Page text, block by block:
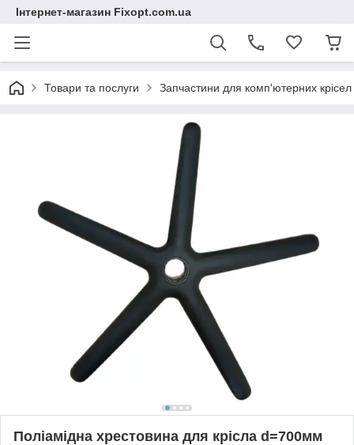
Інтернет-магазин Fixopt.com.ua
Товари та послуги Запчастини для комп'ютерних крісел
Поліамідна хрестовина для крісла d=700мм